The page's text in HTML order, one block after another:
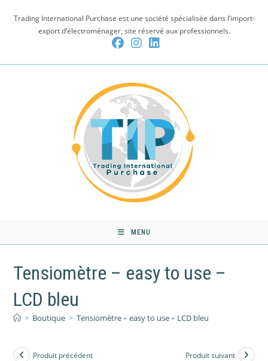
Trading International Purchase est une société spécialisée dans l’import-
export d’électroménager, site réservé aux professionnels.
MENU
Tensiomètre – easy to use –
LCD bleu
> Boutique > Tensiomètre – easy to use – LCD bleu
Produit précédent Produit suivant